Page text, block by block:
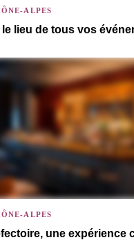
ALPES
lieu de tous vos
ALPES
une expérience